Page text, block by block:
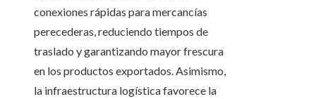
conexiones rápidas para mercancías
perecederas, reduciendo tiempos de
traslado y garantizando mayor frescura
en los productos exportados. Asimismo,
la infraestructura logística favorece la